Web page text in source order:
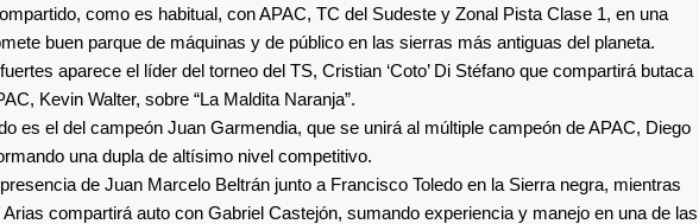
como es habitual, con APAC, TC del Sudeste y Zonal Pista Clase 1, en una
buen parque de máquinas y de público en las sierras más antiguas del planeta.
aparece el líder del torneo del TS, Cristian ‘Coto’ Di Stéfano que compartirá butaca
Kevin Walter, sobre “La Maldita Naranja”.
es el del campeón Juan Garmendia, que se unirá al múltiple campeón de APAC, Diego
una dupla de altísimo nivel competitivo.
de Juan Marcelo Beltrán junto a Francisco Toledo en la Sierra negra, mientras
Arias compartirá auto con Gabriel Castejón, sumando experiencia y manejo en una de las